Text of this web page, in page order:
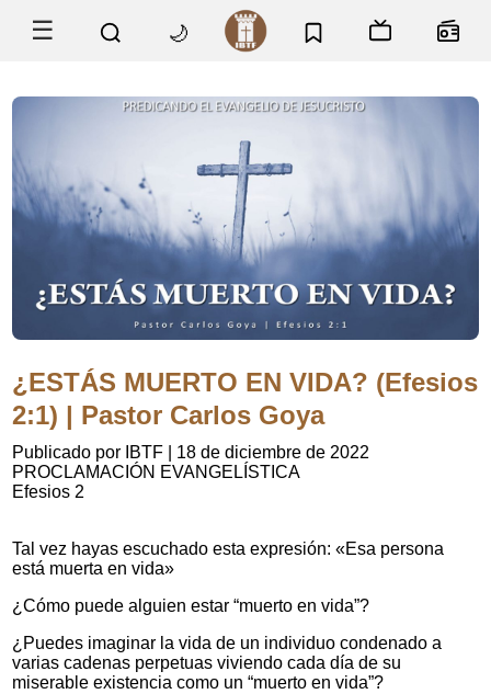
☰ 🌙
¿ESTÁS MUERTO EN VIDA? (Efesios
2:1) | Pastor Carlos Goya
Publicado por IBTF
18 de diciembre de 2022
PROCLAMACIÓN EVANGELÍSTICA
Efesios 2
Tal vez hayas escuchado esta expresión: «Esa persona
está muerta en vida»
¿Cómo puede alguien estar “muerto en vida”?
¿Puedes imaginar la vida de un individuo condenado a
varias cadenas perpetuas viviendo cada día de su
miserable existencia como un “muerto en vida”?